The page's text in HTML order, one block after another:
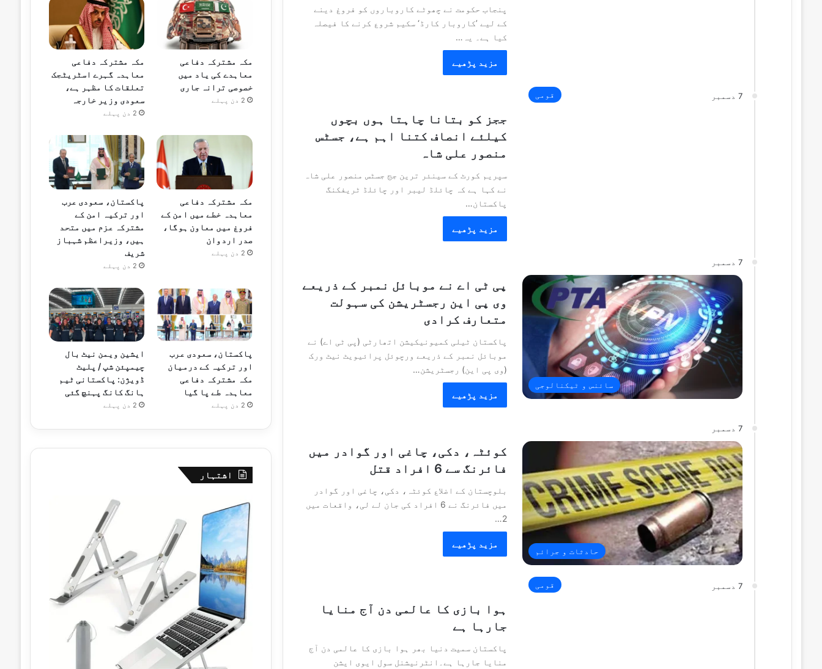
پنجاب حکومت نے چھوٹے کاروباروں کو فروغ دینے
کے لیے ’کاروبار کارڈ‘ سکیم شروع کرنے کا فیصلہ
کیا ہے۔ یہ…
مزید پڑھیے
7 دسمبر قومی
ججز کو بتانا چاہتا ہوں بچوں
کیلئے انصاف کتنا اہم ہے، جسٹس
منصور علی شاہ
سپریم کورٹ کے سینئر ترین جج جسٹس منصور علی شاہ
نے کہا ہے کہ چائلڈ لیبر اور چائلڈ ٹریفکنگ
پاکستان…
مزید پڑھیے
7 دسمبر
سائنس و ٹیکنالوجی
پی ٹی اے نے موبائل نمبر کے ذریعے
وی پی این رجسٹریشن کی سہولت
متعارف کرادی
پاکستان ٹیلی کمیونیکیشن اتھارٹی (پی ٹی اے) نے
موبائل نمبر کے ذریعے ورچوئل پرائیویٹ نیٹ ورک
(وی پی این) رجسٹریشن…
مزید پڑھیے
7 دسمبر
حادثات و جرائم
کوئٹہ، دکی، چاغی اور گوادر میں
فائرنگ سے 6 افراد قتل
بلوچستان کے اضلاع کوئٹہ، دکی، چاغی اور گوادر
میں فائرنگ نے 6 افراد کی جان لے لی، واقعات میں
2…
مزید پڑھیے
7 دسمبر قومی
ہوا بازی کا عالمی دن آج منایا
جارہا ہے
پاکستان سمیت دنیا بھر ہوا بازی کا عالمی دن آج
منایا جارہا ہے۔انٹرنیشنل سول ایوی ایشن
مکہ مشترکہ دفاعی
معاہدے کی یاد میں
خصوصی ترانہ جاری
2 دن پہلے
مکہ مشترکہ دفاعی
معاہدہ گہرے اسٹریٹجک
تعلقات کا مظہر ہے،
سعودی وزیر خارجہ
2 دن پہلے
مکہ مشترکہ دفاعی
معاہدہ خطے میں امن کے
فروغ میں معاون ہوگا،
صدر اردوان
2 دن پہلے
پاکستان، سعودی عرب
اور ترکیہ امن کے
مشترکہ عزم میں متحد
ہیں، وزیراعظم شہباز
شریف
2 دن پہلے
پاکستان، سعودی عرب
اور ترکیہ کے درمیان
مکہ مشترکہ دفاعی
معاہدہ طے پا گیا
2 دن پہلے
ایشین ویمن نیٹ بال
چیمپئن شپ / پلیٹ
ڈویژن: پاکستانی ٹیم
ہانگ کانگ پہنچ گئی
2 دن پہلے
اشتہار